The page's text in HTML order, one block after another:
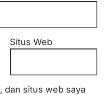
Situs Web
dan situs web saya